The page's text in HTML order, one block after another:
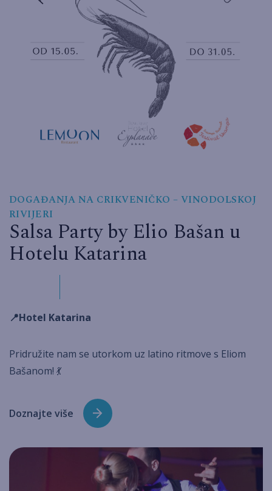
DOGAĐANJA NA CRIKVENIČKO – VINODOLSKOJ
RIVIJERI
Salsa Party by Elio Bašan u
Hotelu Katarina
📍Hotel Katarina
Pridružite nam se utorkom uz latino ritmove s Eliom
Bašanom! 💃
Doznajte više